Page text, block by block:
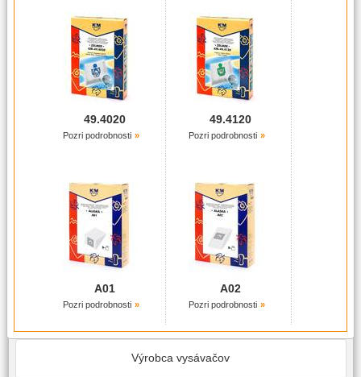
49.4020
Pozri podrobnosti
49.4120
Pozri podrobnosti
A01
Pozri podrobnosti
A02
Pozri podrobnosti
Výrobca vysávačov